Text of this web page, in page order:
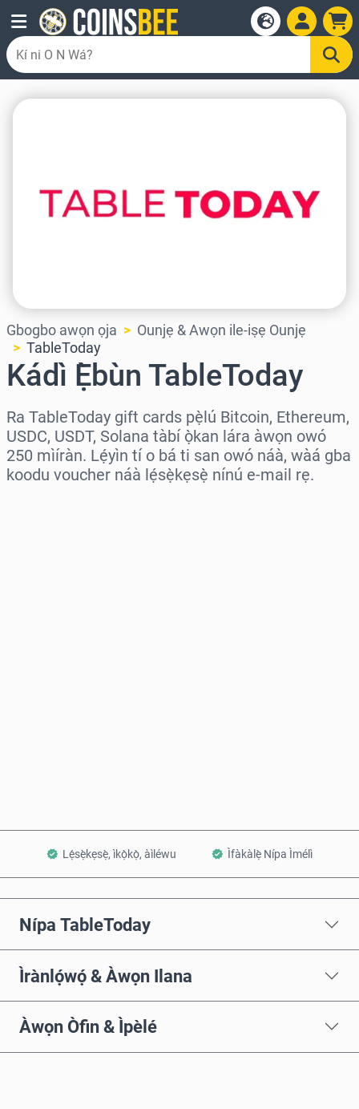
Gbogbo awọn ọja
Ounjẹ & Awọn ile-iṣẹ Ounjẹ
TableToday
Kádì Ẹ̀bùn TableToday
Ra TableToday gift cards pẹ̀lú Bitcoin, Ethereum,
USDC, USDT, Solana tàbí ọ̀kan lára àwọn owó
250 mìíràn. Lẹ́yìn tí o bá ti san owó náà, wàá gba
koodu voucher náà lẹ́sẹ̀kẹsẹ̀ nínú e-mail rẹ.
Lẹ́sẹ̀kẹsẹ̀, ìkọ̀kọ̀, àìléwu Ìfàkàlẹ̀ Nípa Ìmélì
Nípa TableToday
Ìrànlọ́wọ́ & Àwọn Ilana
Àwọn Òfin & Ìpèlé